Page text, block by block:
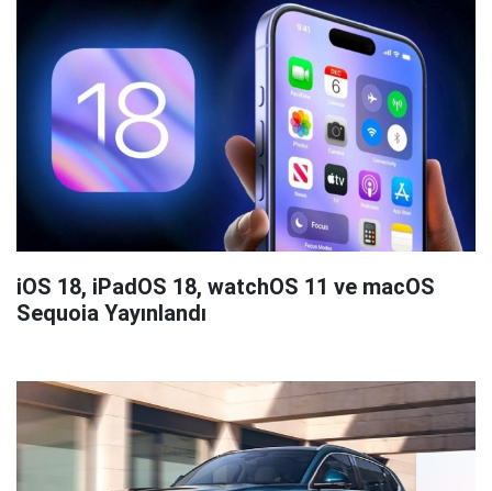
iOS 18, iPadOS 18, watchOS 11 ve macOS
Sequoia Yayınlandı